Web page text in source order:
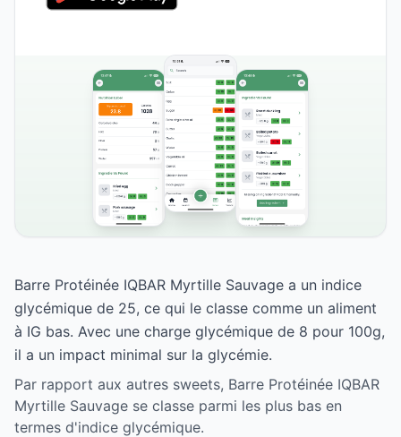
Barre Protéinée IQBAR Myrtille Sauvage a un indice
glycémique de 25, ce qui le classe comme un aliment
à IG bas. Avec une charge glycémique de 8 pour 100g,
il a un impact minimal sur la glycémie.
Par rapport aux autres sweets, Barre Protéinée IQBAR
Myrtille Sauvage se classe parmi les plus bas en
termes d'indice glycémique.